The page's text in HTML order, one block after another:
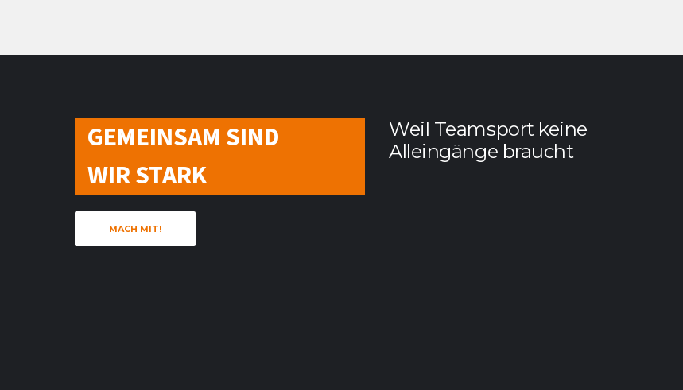
GEMEINSAM SIND
WIR STARK
MACH MIT!
Weil Teamsport keine
Alleingänge braucht